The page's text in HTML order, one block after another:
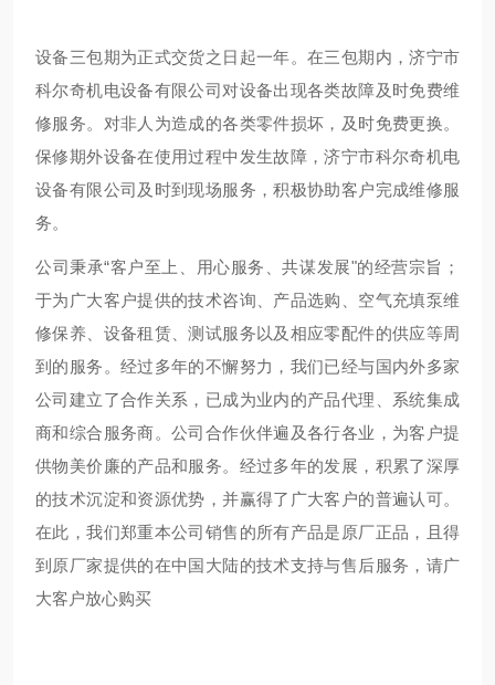
设备三包期为正式交货之日起一年。在三包期内，济宁市
科尔奇机电设备有限公司对设备出现各类故障及时免费维
修服务。对非人为造成的各类零件损坏，及时免费更换。
保修期外设备在使用过程中发生故障，济宁市科尔奇机电
设备有限公司及时到现场服务，积极协助客户完成维修服
务。
公司秉承“客户至上、用心服务、共谋发展"的经营宗旨；
于为广大客户提供的技术咨询、产品选购、空气充填泵维
修保养、设备租赁、测试服务以及相应零配件的供应等周
到的服务。经过多年的不懈努力，我们已经与国内外多家
公司建立了合作关系，已成为业内的产品代理、系统集成
商和综合服务商。公司合作伙伴遍及各行各业，为客户提
供物美价廉的产品和服务。经过多年的发展，积累了深厚
的技术沉淀和资源优势，并赢得了广大客户的普遍认可。
在此，我们郑重本公司销售的所有产品是原厂正品，且得
到原厂家提供的在中国大陆的技术支持与售后服务，请广
大客户放心购买